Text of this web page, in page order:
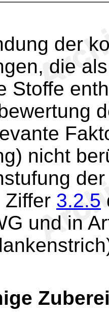
der
die
Stoffe
nicht
Ziffer 3.2.5
und in